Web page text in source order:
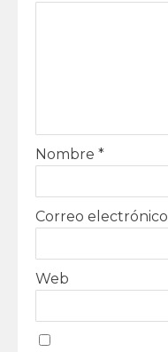
Nombre *
Correo electrónico
Web